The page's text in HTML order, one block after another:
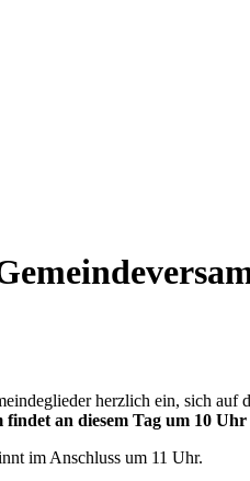
herzlich ein, sich auf
findet an diesem Tag um 10
im Anschluss um 11 Uhr.